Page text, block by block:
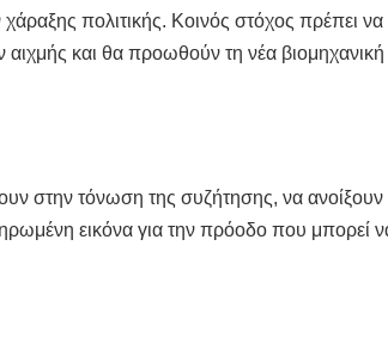
πολιτικής. Κοινός στόχος πρέπει να
και θα προωθούν τη νέα
στην τόνωση της συζήτησης, να ανοίξουν
εικόνα για την πρόοδο που μπορεί